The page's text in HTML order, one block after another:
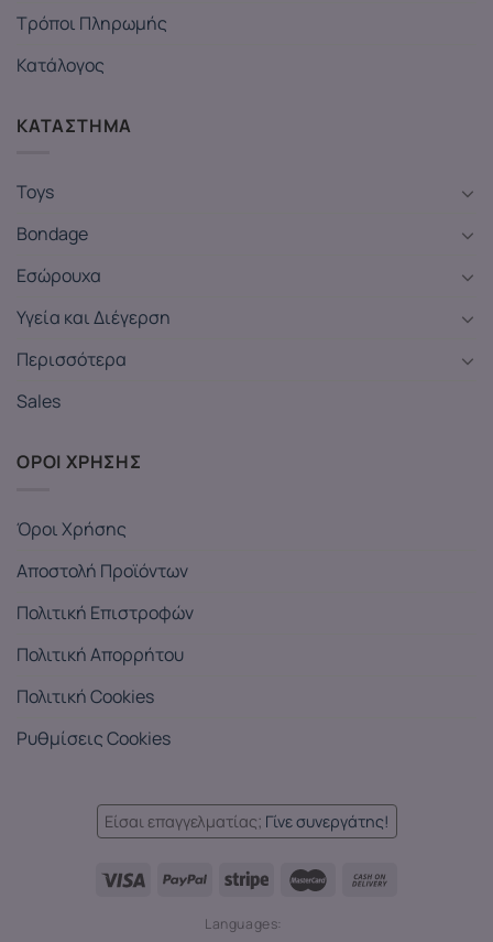
Τρόποι Πληρωμής
Κατάλογος
ΚΑΤΑΣΤΗΜΑ
Toys
Bondage
Εσώρουχα
Υγεία και Διέγερση
Περισσότερα
Sales
ΟΡΟΙ ΧΡΗΣΗΣ
Όροι Χρήσης
Αποστολή Προϊόντων
Πολιτική Επιστροφών
Πολιτική Απορρήτου
Πολιτική Cookies
Ρυθμίσεις Cookies
Είσαι επαγγελματίας; Γίνε συνεργάτης!
Languages: